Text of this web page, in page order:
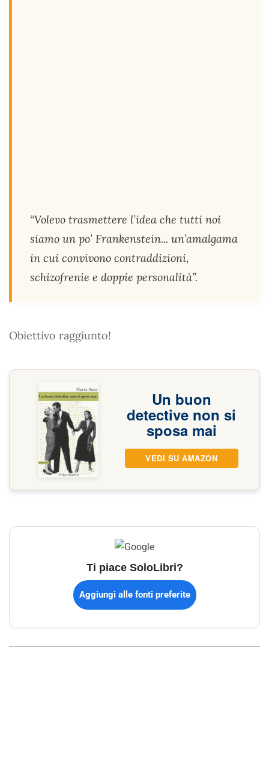
“Volevo trasmettere l’idea che tutti noi
siamo un po’ Frankenstein... un’amalgama
in cui convivono contraddizioni,
schizofrenie e doppie personalità”.
Obiettivo raggiunto!
Un buon
detective non si
sposa mai
VEDI SU AMAZON
Ti piace SoloLibri?
Aggiungi alle fonti preferite